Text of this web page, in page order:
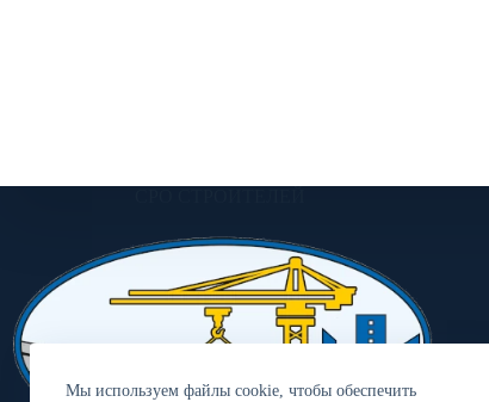
Мы используем файлы cookie, чтобы обеспечить